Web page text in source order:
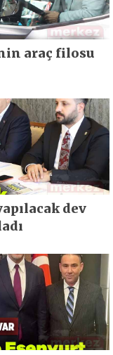
araç filosu
dev